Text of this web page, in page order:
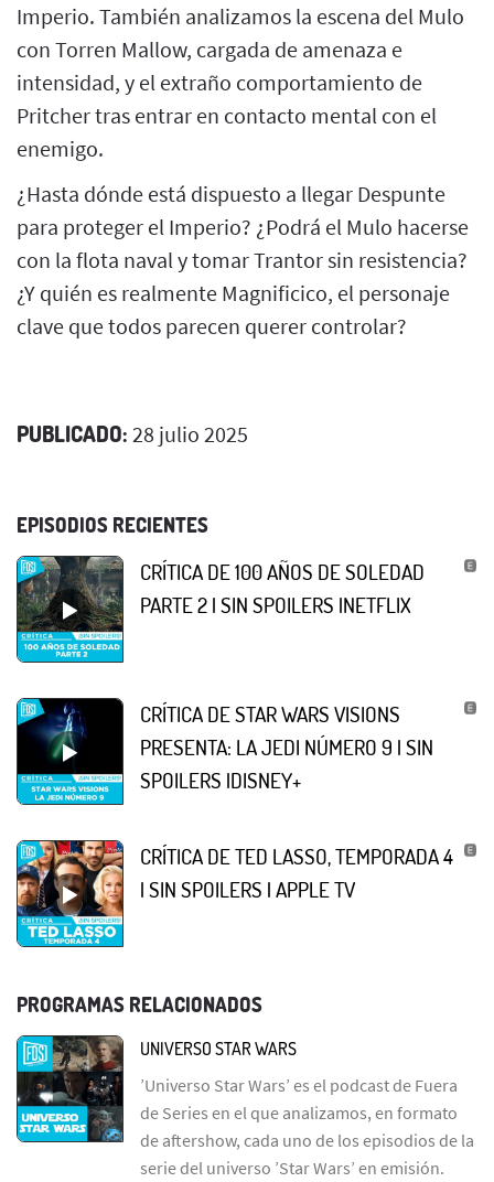
Imperio. También analizamos la escena del Mulo
con Torren Mallow, cargada de amenaza e
intensidad, y el extraño comportamiento de
Pritcher tras entrar en contacto mental con el
enemigo.
¿Hasta dónde está dispuesto a llegar Despunte
para proteger el Imperio? ¿Podrá el Mulo hacerse
con la flota naval y tomar Trantor sin resistencia?
¿Y quién es realmente Magnificico, el personaje
clave que todos parecen querer controlar?
PUBLICADO: 28 julio 2025
EPISODIOS RECIENTES
CRÍTICA DE 100 AÑOS DE SOLEDAD
PARTE 2 | SIN SPOILERS |NETFLIX
CRÍTICA DE STAR WARS VISIONS
PRESENTA: LA JEDI NÚMERO 9 | SIN
SPOILERS |DISNEY+
CRÍTICA DE TED LASSO, TEMPORADA 4
| SIN SPOILERS | APPLE TV
PROGRAMAS RELACIONADOS
UNIVERSO STAR WARS
’Universo Star Wars’ es el podcast de Fuera
de Series en el que analizamos, en formato
de aftershow, cada uno de los episodios de la
serie del universo ’Star Wars’ en emisión.